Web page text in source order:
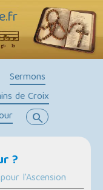
Sermons
de Croix
search
?
pour l'Ascension